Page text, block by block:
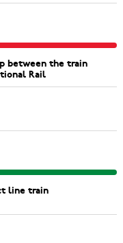
between the train
Rail
line train